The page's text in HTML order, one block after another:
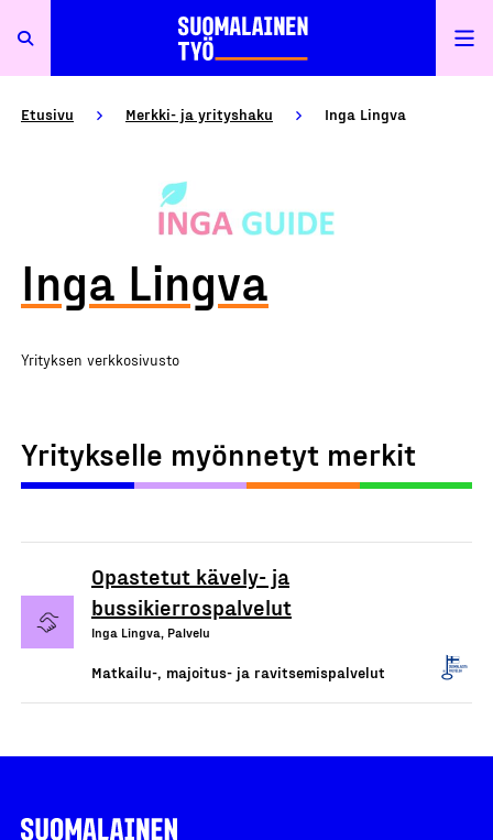
Etusivu Merkki- ja yrityshaku Inga Lingva
Inga Lingva
Yrityksen verkkosivusto
Yritykselle myönnetyt merkit
Opastetut kävely- ja
bussikierrospalvelut
Inga Lingva, Palvelu
Matkailu-, majoitus- ja ravitsemispalvelut